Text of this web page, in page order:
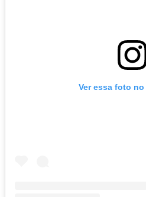
Ver essa foto